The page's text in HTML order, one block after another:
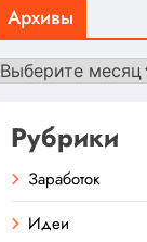
Архивы
Архивы
Рубрики
Заработок
Идеи